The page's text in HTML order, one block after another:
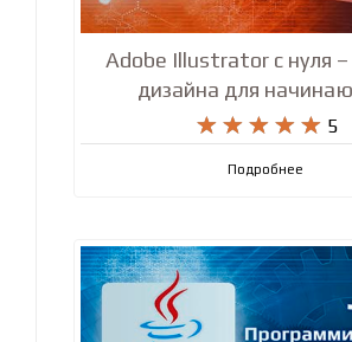
Adobe Illustrator с нуля
дизайна для
    
     5
Подробнее